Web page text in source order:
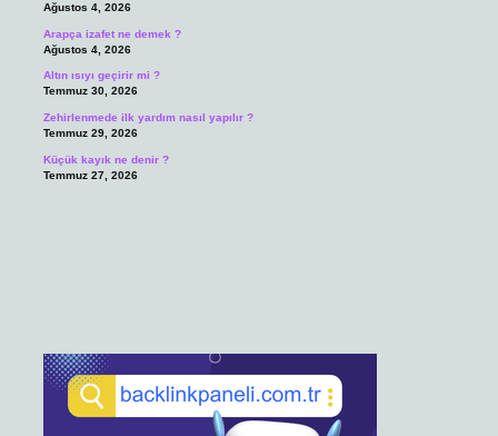
Ağustos 4, 2026
Arapça izafet ne demek ?
Ağustos 4, 2026
Altın ısıyı geçirir mi ?
Temmuz 30, 2026
Zehirlenmede ilk yardım nasıl yapılır ?
Temmuz 29, 2026
Küçük kayık ne denir ?
Temmuz 27, 2026